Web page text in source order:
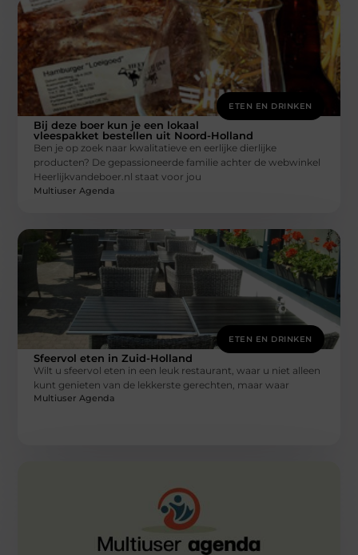
ETEN EN DRINKEN
Bij deze boer kun je een lokaal
vleespakket bestellen uit Noord-Holland
Ben je op zoek naar kwalitatieve en eerlijke dierlijke
producten? De gepassioneerde familie achter de webwinkel
Heerlijkvandeboer.nl staat voor jou
Multiuser Agenda
ETEN EN DRINKEN
Sfeervol eten in Zuid-Holland
Wilt u sfeervol eten in een leuk restaurant, waar u niet alleen
kunt genieten van de lekkerste gerechten, maar waar
Multiuser Agenda